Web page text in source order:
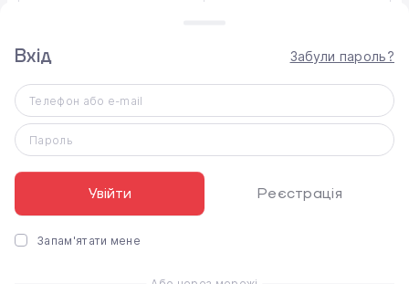
7.0
Конструкція та екран
2-дюймовий OLED-екран разом із кнопками
Вхід Забули пароль?
Телефон або e-mail
Пароль
Увійти Реєстрація
Запам'ятати мене